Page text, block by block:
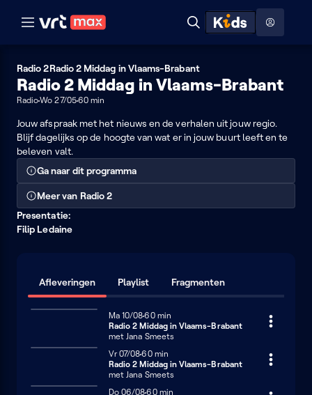
Naar hoofdinhoud Naar audiodescriptie Naar help
Zoeken
ontdekken
Radio 2Radio 2 Middag in Vlaams-Brabant
Radio 2 Middag in Vlaams-Brabant
RadioWo 27/0560 min
Jouw afspraak met het nieuws en de verhalen uit jouw regio.
Blijf dagelijks op de hoogte van wat er in jouw buurt leeft en te
beleven valt.
Ga naar dit programma
Meer van Radio 2
Presentatie:
Filip Ledaine
Afleveringen Playlist Fragmenten
Maandag 10 augustus
Ma 10/0860 minuten
60 min
Radio 2 Middag in Vlaams-Brabant
met Jana Smeets
Vrijdag 7 augustus
Vr 07/0860 minuten
60 min
Radio 2 Middag in Vlaams-Brabant
met Jana Smeets
Donderdag 6 augustus
Do 06/0860 minuten
60 min